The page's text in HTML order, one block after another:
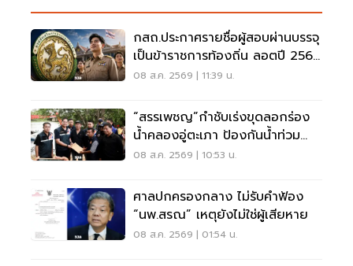
กสถ.ประกาศรายชื่อผู้สอบผ่านบรรจุ
เป็นข้าราชการท้องถิ่น ลอตปี 2568
ใหม่
08 ส.ค. 2569 | 11:39 น.
“สรรเพชญ”กำชับเร่งขุดลอกร่อง
น้ำคลองอู่ตะเภา ป้องกันน้ำท่วม
สงขลา
08 ส.ค. 2569 | 10:53 น.
ศาลปกครองกลาง ไม่รับคำฟ้อง
“นพ.สรณ” เหตุยังไม่ใช่ผู้เสียหาย
08 ส.ค. 2569 | 01:54 น.